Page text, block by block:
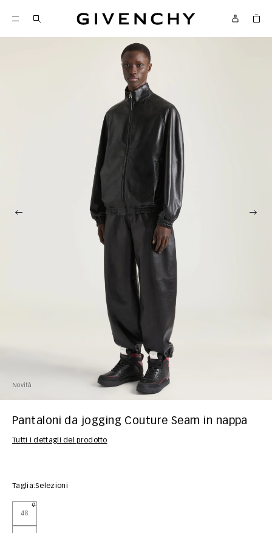
Givenchy
Novità
Pantaloni da jogging Couture Seam in nappa
Tutti i dettagli del prodotto
Taglia:Selezioni
48